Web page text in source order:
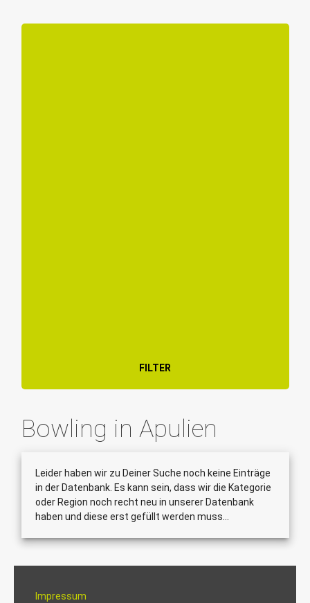
FILTER
Bowling in Apulien
Leider haben wir zu Deiner Suche noch keine Einträge
in der Datenbank. Es kann sein, dass wir die Kategorie
oder Region noch recht neu in unserer Datenbank
haben und diese erst gefüllt werden muss...
Impressum